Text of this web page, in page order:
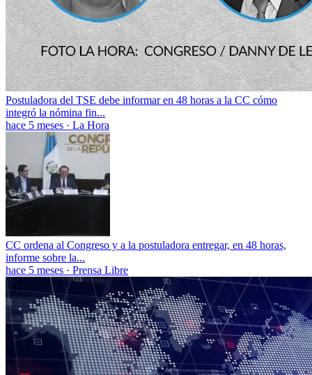
Postuladora del TSE debe informar en 48 horas a la CC cómo
integró la nómina fin...
hace 5 meses · La Hora
CC ordena al Congreso y a la postuladora entregar, en 48 horas,
informe sobre la...
hace 5 meses · Prensa Libre